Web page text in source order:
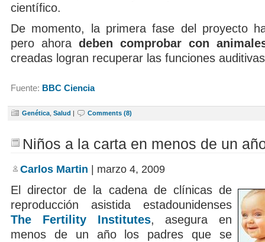
científico.
De momento, la primera fase del proyecto
pero ahora deben comprobar con
creadas logran recuperar las funciones
Fuente: BBC Ciencia
Genética Salud | Comments (8)
Niños a la carta en menos de un
Carlos Martin | marzo 4, 2009
El director de la cadena de clínicas de
reproducción asistida estadounidenses
The Fertility Institutes, asegura en
menos de un año los padres que se